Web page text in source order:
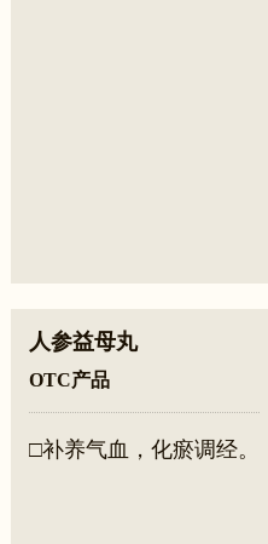
人参益母丸
OTC产品
□补养气血，化瘀调经。